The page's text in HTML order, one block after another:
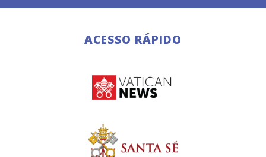
ACESSO RÁPIDO